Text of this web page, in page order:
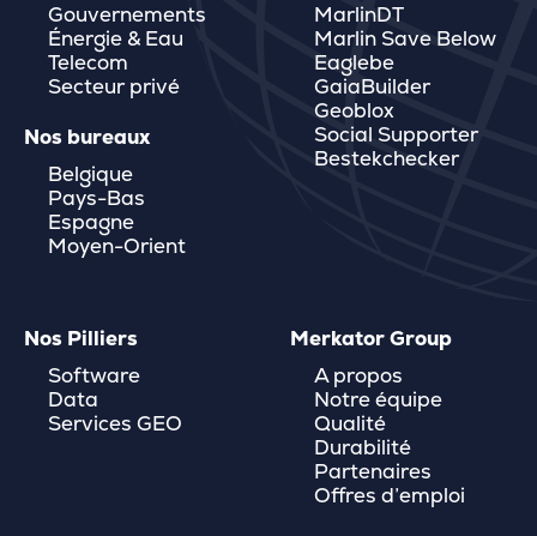
Gouvernements
Énergie & Eau
Telecom
Secteur privé
Nos bureaux
Belgique
Pays-Bas
Espagne
Moyen-Orient
MarlinDT
Marlin Save Below
Eaglebe
GaiaBuilder
Geoblox
Social Supporter
Bestekchecker
Nos Pilliers
Software
Data
Services GEO
Merkator Group
A propos
Notre équipe
Qualité
Durabilité
Partenaires
Offres d’emploi